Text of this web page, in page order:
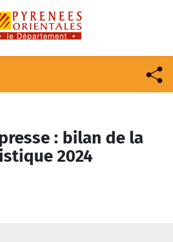
: bilan de la
2024